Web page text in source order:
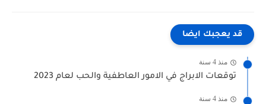
قد يعجبك ايضا
منذ 4 سنة
توقعات الابراج في الامور العاطفية والحب لعام 2023
منذ 4 سنة